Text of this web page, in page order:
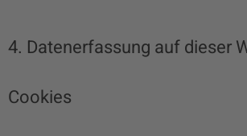
4. Datenerfassung auf dieser
Cookies